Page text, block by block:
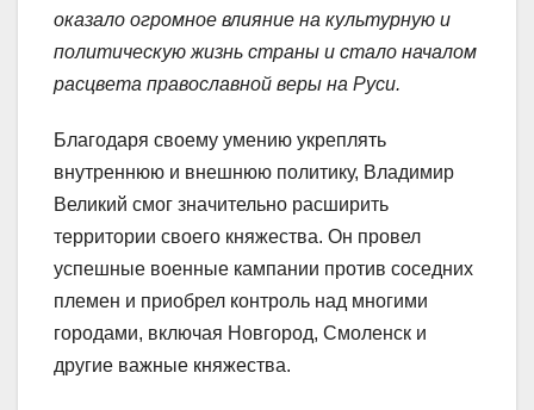
оказало огромное влияние на культурную и
политическую жизнь страны и стало началом
расцвета православной веры на Руси.
Благодаря своему умению укреплять
внутреннюю и внешнюю политику, Владимир
Великий смог значительно расширить
территории своего княжества. Он провел
успешные военные кампании против соседних
племен и приобрел контроль над многими
городами, включая Новгород, Смоленск и
другие важные княжества.